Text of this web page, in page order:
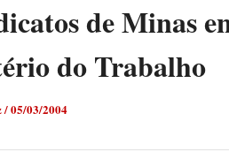
de Minas
do Trabalho
/05/03/2004